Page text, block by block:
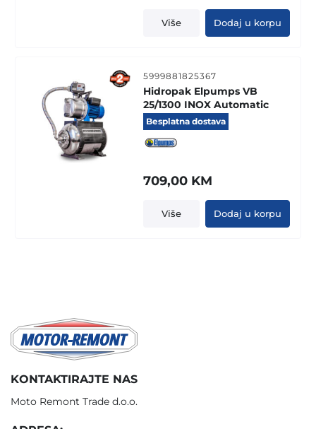
Više Dodaj u korpu
5999881825367
Hidropak Elpumps VB
25/1300 INOX Automatic
Besplatna dostava
709,00 KM
Više Dodaj u korpu
KONTAKTIRAJTE NAS
Moto Remont Trade d.o.o.